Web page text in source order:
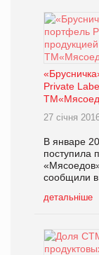
Private
27 січня
В январе
поступила
сообщили в
детальніше